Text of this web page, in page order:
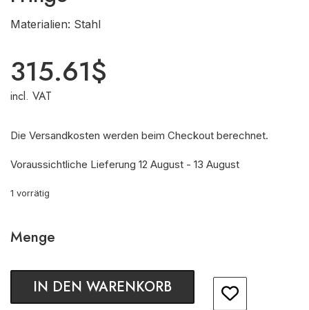
Materialien: Stahl
315.61$
incl. VAT
Die Versandkosten werden beim Checkout berechnet.
Voraussichtliche Lieferung 12 August - 13 August
1 vorrätig
Menge
IN DEN WARENKORB